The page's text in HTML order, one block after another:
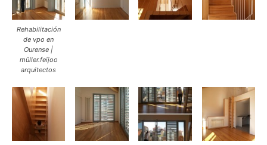
Rehabilitación
de vpo en
Ourense |
müller.feijoo
arquitectos